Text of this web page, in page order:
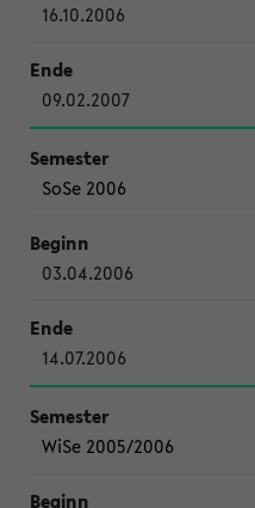
16.10.2006
09.02.2007
SoSe 2006
03.04.2006
14.07.2006
WiSe 2005/2006